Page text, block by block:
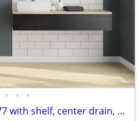
• • •
New Shower Stall 36"x36x77 with shelf, center drain, white, backing